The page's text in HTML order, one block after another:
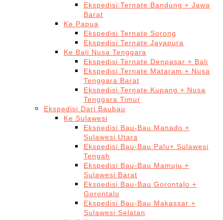
Ekspedisi Ternate Bandung + Jawa
Barat
Ke Papua
Ekspedisi Ternate Sorong
Ekspedisi Ternate Jayapura
Ke Bali Nusa Tenggara
Ekspedisi Ternate Denpasar + Bali
Ekspedisi Ternate Mataram + Nusa
Tenggara Barat
Ekspedisi Ternate Kupang + Nusa
Tenggara Timur
Ekspedisi Dari Baubau
Ke Sulawesi
Ekspedisi Bau-Bau Manado +
Sulawesi Utara
Ekspedisi Bau-Bau Palu+ Sulawesi
Tengah
Ekspedisi Bau-Bau Mamuju +
Sulawesi Barat
Ekspedisi Bau-Bau Gorontalo +
Gorontalo
Ekspedisi Bau-Bau Makassar +
Sulawesi Selatan